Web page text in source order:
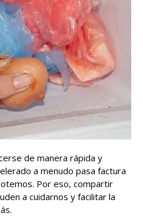
de manera rápida y
a menudo pasa factura
Por eso, compartir
a cuidarnos y facilitar la